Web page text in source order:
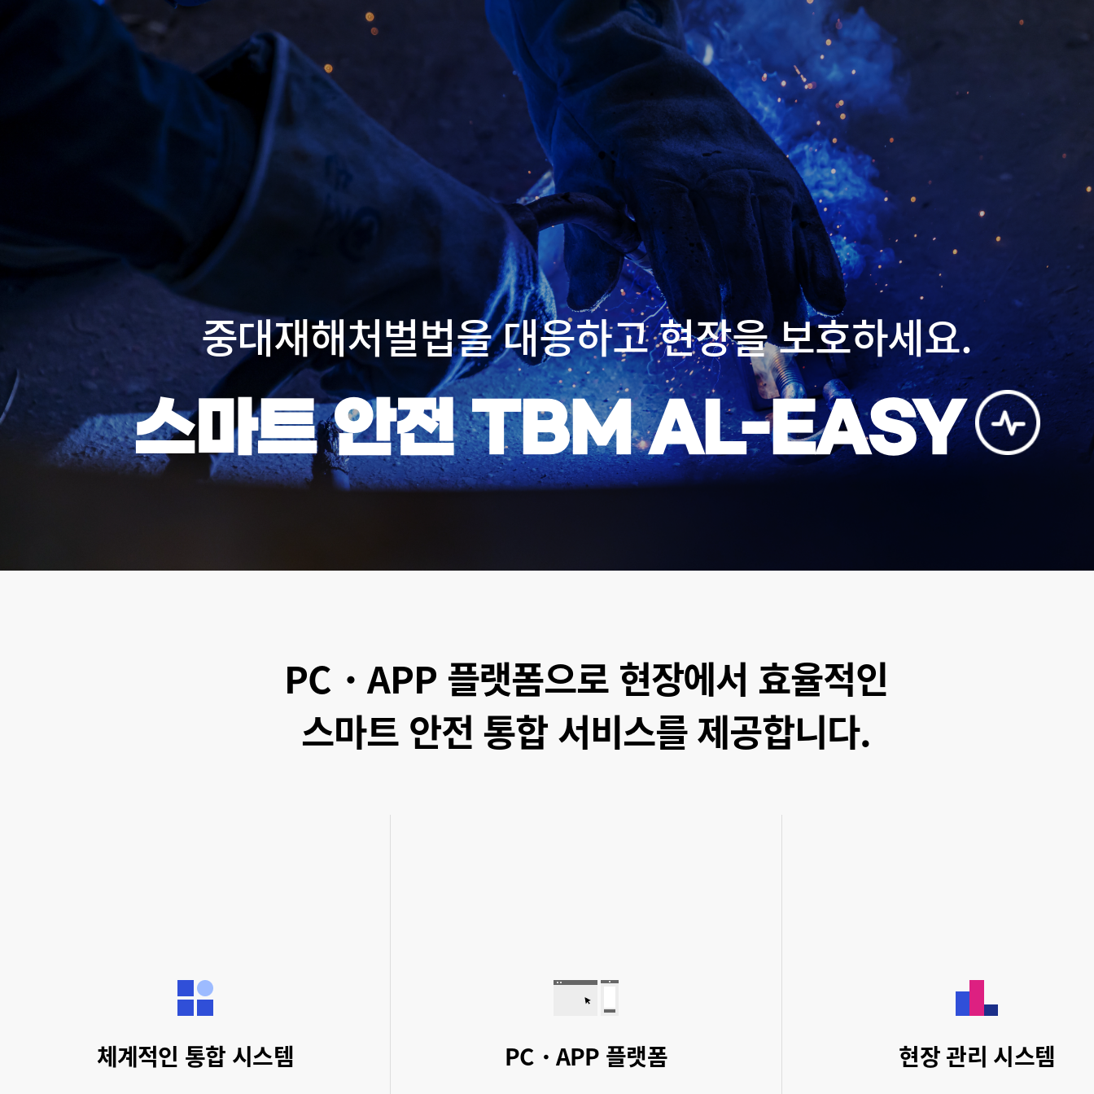
중대재해처벌법을 대응하고 현장을 보호하세요.
스마트 안전 TBM AL-EASY
PC・APP 플랫폼으로 현장에서 효율적인
스마트 안전 통합 서비스를 제공합니다.
체계적인 통합 시스템 PC・APP 플랫폼 현장 관리 시스템